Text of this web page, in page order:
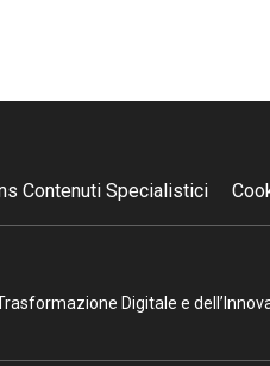
Contenuti Specialistici
Digitale e